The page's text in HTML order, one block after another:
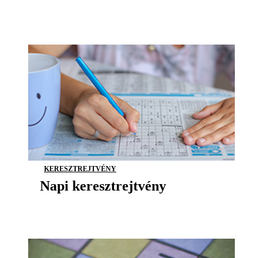
KERESZTREJTVÉNY
Napi keresztrejtvény